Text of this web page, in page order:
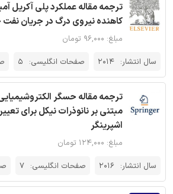
ترجمه مقاله عملکرد پلی آکریل
کاهنده‌ نیروی درگ در جریان نفت
مبلغ: ۹۶,۰۰۰ تومان
سال انتشار: 2014 صفحات انگلیسی: 5
ترجمه مقاله حسگر
مبتنی بر نانوذرات نیکل برای
اشپرینگر
مبلغ: ۱۲۴,۰۰۰ تومان
سال انتشار: 2016 صفحات انگلیسی: 7